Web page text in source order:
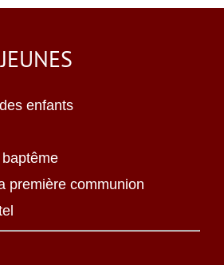
enfants
première communion